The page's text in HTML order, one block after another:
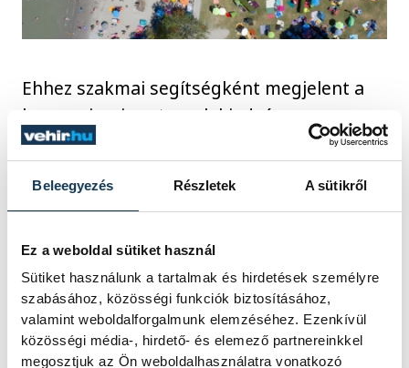
Beleegyezés Részletek A sütikről
Ez a weboldal sütiket használ
Sütiket használunk a tartalmak és hirdetések személyre
szabásához, közösségi funkciók biztosításához,
valamint weboldalforgalmunk elemzéséhez. Ezenkívül
közösségi média-, hirdető- és elemező partnereinkkel
megosztjuk az Ön weboldalhasználatra vonatkozó
Ehhez szakmai segítségként megjelent a
konzorciumi partnerek kiadványa a
speciális igényű ételek előállításáról és
kérdéseiről a vendéglátásban, amely mind
a munkavállalók, mind a vállalkozások
program népszerűsítése érdekében a
balatoni szezon utolsó időszakában
megjelentek a program tájékoztató
szórólapjai a vállalkozói érdeklődés
fenntartása céljából.